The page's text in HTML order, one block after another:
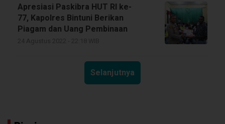
Apresiasi Paskibra HUT RI ke-
77, Kapolres Bintuni Berikan
Piagam dan Uang Pembinaan
Selanjutnya